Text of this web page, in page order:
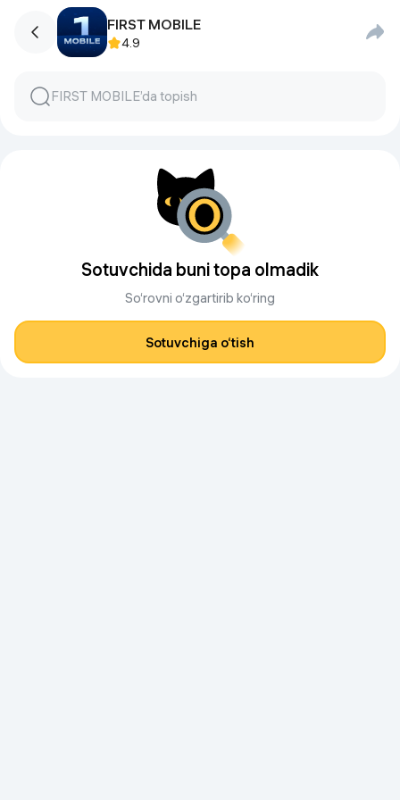
FIRST MOBILE
4.9
Sotuvchida buni topa olmadik
So‘rovni o‘zgartirib ko‘ring
Sotuvchiga o‘tish